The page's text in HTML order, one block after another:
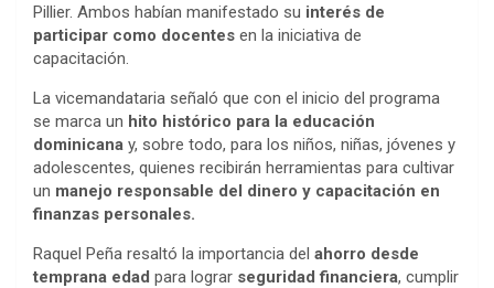
Pillier. Ambos habían manifestado su interés de
participar como docentes en la iniciativa de
capacitación.
La vicemandataria señaló que con el inicio del programa
se marca un hito histórico para la educación
dominicana y, sobre todo, para los niños, niñas, jóvenes y
adolescentes, quienes recibirán herramientas para cultivar
un manejo responsable del dinero y capacitación en
finanzas personales.
Raquel Peña resaltó la importancia del ahorro desde
temprana edad para lograr seguridad financiera, cumplir